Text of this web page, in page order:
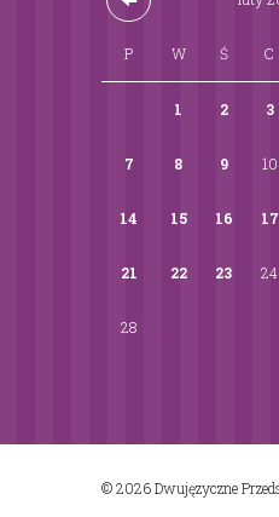
P W Ś C
1 2 3
7 8 9 10
14 15 16 17
21 22 23 24
28
© 2026 Dwujęzyczne